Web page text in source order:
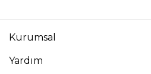
Kurumsal
Yardım